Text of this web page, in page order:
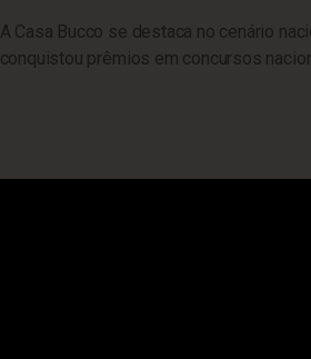
A Casa Bucco se destaca no cenário
conquistou prêmios em concursos